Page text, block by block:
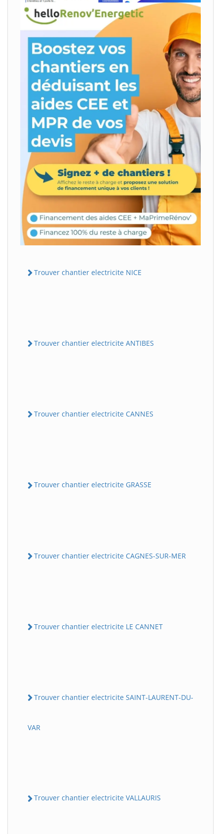
Trouver chantier electricite NICE
Trouver chantier electricite ANTIBES
Trouver chantier electricite CANNES
Trouver chantier electricite GRASSE
Trouver chantier electricite CAGNES-SUR-MER
Trouver chantier electricite LE CANNET
Trouver chantier electricite SAINT-LAURENT-DU-
VAR
Trouver chantier electricite VALLAURIS